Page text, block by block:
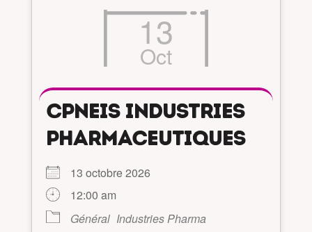
13
Oct
CPNEIS INDUSTRIES
PHARMACEUTIQUES
13 octobre 2026
12:00 am
Général Industries Pharma